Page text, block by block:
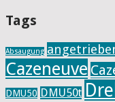
Tags
Absaugung
Cazeneuve
DMU50 DMU50t